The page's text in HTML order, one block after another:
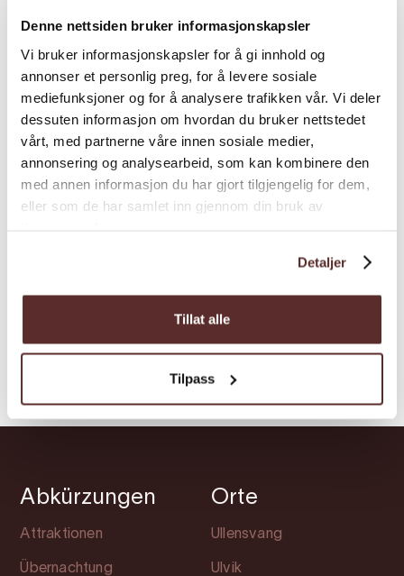
Denne nettsiden bruker informasjonskapsler
Vi bruker informasjonskapsler for å gi innhold og
annonser et personlig preg, for å levere sosiale
mediefunksjoner og for å analysere trafikken vår. Vi deler
dessuten informasjon om hvordan du bruker nettstedet
vårt, med partnerne våre innen sosiale medier,
annonsering og analysearbeid, som kan kombinere den
med annen informasjon du har gjort tilgjengelig for dem,
eller som de har samlet inn gjennom din bruk av
Detaljer
Tillat alle
Tilpass
Topplister
Entdecken Sie die Höhepunkte der
magischen Sommerreise des bekannten
Fotografen Marvin Kuhr durch Hardanger.
Abkürzungen
Attraktionen
Übernachtung
Orte
Ullensvang
Ulvik